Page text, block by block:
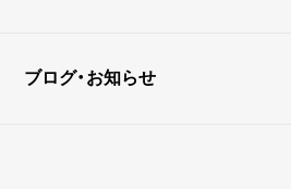
ブログ・お知らせ